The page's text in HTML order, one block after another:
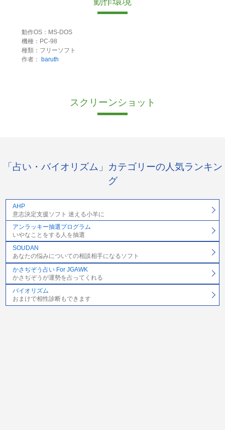
動作OS：MS-DOS
機種：PC-98
種類：フリーソフト
作者：
baruth
スクリーンショット
「占い・バイオリズム」カテゴリーの人気ランキン
グ
AHP
意志決定支援ソフト 迷える小羊に
アンラッキー抽選プログラム
いやなことをする人を抽選
SOUDAN
あなたの悩みについての相談相手になるソフト
かさぢぞう占い For JGAWK
かさぢぞうが運勢を占ってくれる
バイオリズム
おまけで相性診断もできます